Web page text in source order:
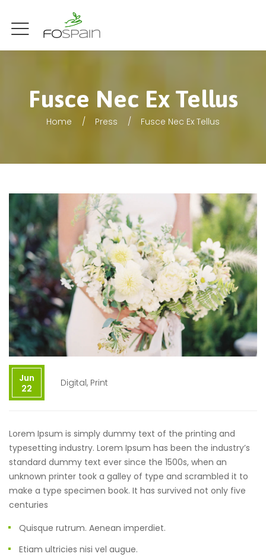
Fusce Nec Ex Tellus
Home Press Fusce Nec Ex Tellus
Jun
22
Digital, Print
Lorem Ipsum is simply dummy text of the printing and
typesetting industry. Lorem Ipsum has been the industry’s
standard dummy text ever since the 1500s, when an
unknown printer took a galley of type and scrambled it to
make a type specimen book. It has survived not only five
centuries
Quisque rutrum. Aenean imperdiet.
Etiam ultricies nisi vel augue.